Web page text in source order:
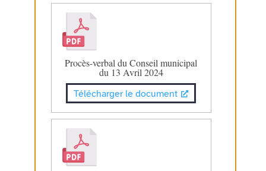
Procès-verbal du Conseil municipal
du 13 Avril 2024
Télécharger le document